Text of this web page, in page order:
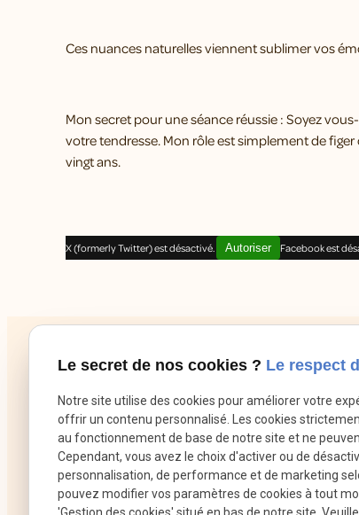
Ces nuances naturelles viennent sublimer vos
Mon secret pour une séance réussie : Soyez
votre tendresse. Mon rôle est simplement de
vingt ans.
X (formerly Twitter) est désactivé. Autoriser Facebook est
Le secret de nos cookies ? Le respect
Notre site utilise des cookies pour améliorer votre
offrir un contenu personnalisé. Les cookies
au fonctionnement de base de notre site et ne
Cependant, vous avez le choix d'activer ou de
personnalisation, de performance et de marketing
pouvez modifier vos paramètres de cookies à tout